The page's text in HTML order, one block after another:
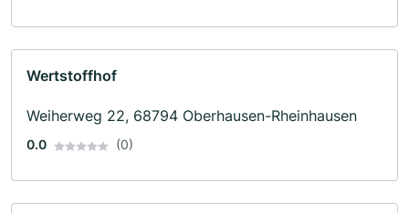
Wertstoffhof
Weiherweg 22, 68794 Oberhausen-Rheinhausen
0.0 (0)